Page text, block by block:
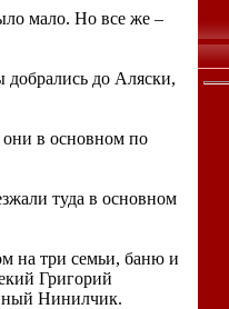
мало. Но все же –
до Аляски,
в основном по
туда в основном
на три семьи, баню и
Григорий
Нинилчик.